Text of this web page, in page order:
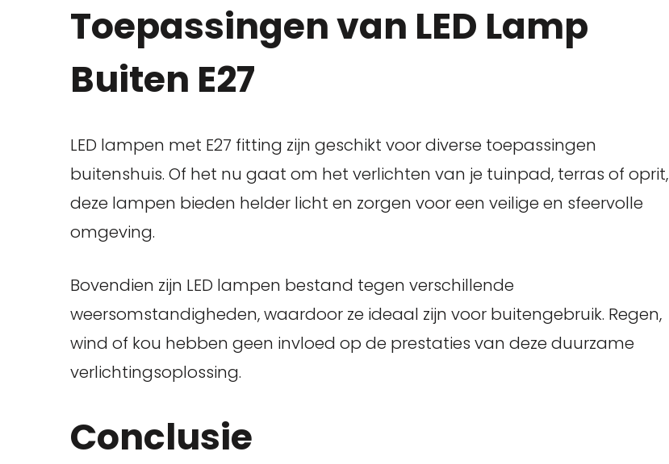
Toepassingen van LED Lamp
Buiten E27
LED lampen met E27 fitting zijn geschikt voor diverse toepassingen
buitenshuis. Of het nu gaat om het verlichten van je tuinpad, terras of oprit,
deze lampen bieden helder licht en zorgen voor een veilige en sfeervolle
omgeving.
Bovendien zijn LED lampen bestand tegen verschillende
weersomstandigheden, waardoor ze ideaal zijn voor buitengebruik. Regen,
wind of kou hebben geen invloed op de prestaties van deze duurzame
verlichtingsoplossing.
Conclusie